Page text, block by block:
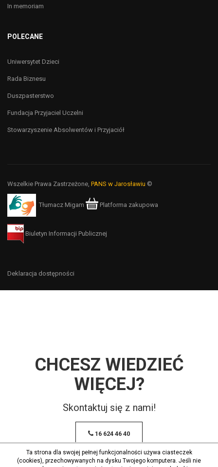
In memoriam
POLECANE
Uniwersytet Dzieci
Rada Biznesu
Duszpasterstwo
Fundacja Przyjaciel Uczelni
Stowarzyszenie Absolwentów i Przyjaciół
Wszelkie Prawa Zastrzeżone, PANS w Jarosławiu ©
Tłumacz Migam Platforma zakupowa
Biuletyn Informacji Publicznej
Deklaracja dostępności
CHCESZ WIEDZIEĆ
WIĘCEJ?
Skontaktuj się z nami!
16 624 46 40
Ta strona dla swojej pełnej funkcjonalności używa ciasteczek
(cookies), przechowywanych na dysku Twojego komputera. Jeśli nie